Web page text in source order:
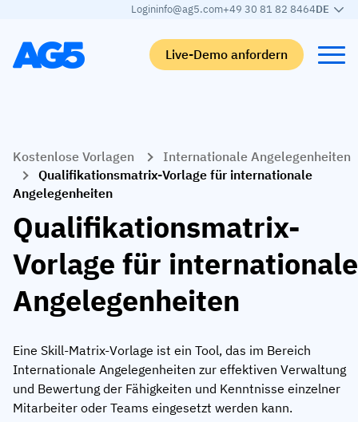
Logininfo@ag5.com+49 30 81 82 8464DE
Live-Demo anfordern
Qualifikationsmatrix
Kompetenzmatrix
Kompetenzbibliothek
Kompetenzmanagement
KI-Skill-Zusammenführung
Mitarbeiter
Mitarbeiterprofile
Schulungshistorie
Nach branche
Automobilbranche
Nahrungsmittelbranche
Logistik
Medizinische Fertigung
Nach Rollen
Ausbildungskoordinator
Automobilbranche
Adient
Rogers
KLM Cargo
Base Logistics
Lebensmittelproduktion
Lernen
AG5 Blog-Beiträge
White papers
Partnerprogramm
Webinars
Support
Customer Success
Wissensdatenbank
Kostenlose Vorlagen
Internationale Angelegenheiten
Qualifikationsmatrix-Vorlage für internationale
Angelegenheiten
Qualifikationsmatrix-
Vorlage für internationale
Angelegenheiten
Eine Skill-Matrix-Vorlage ist ein Tool, das im Bereich
Internationale Angelegenheiten zur effektiven Verwaltung
und Bewertung der Fähigkeiten und Kenntnisse einzelner
Mitarbeiter oder Teams eingesetzt werden kann.